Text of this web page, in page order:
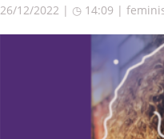
26/12/2022 | ◷ 14:09 |